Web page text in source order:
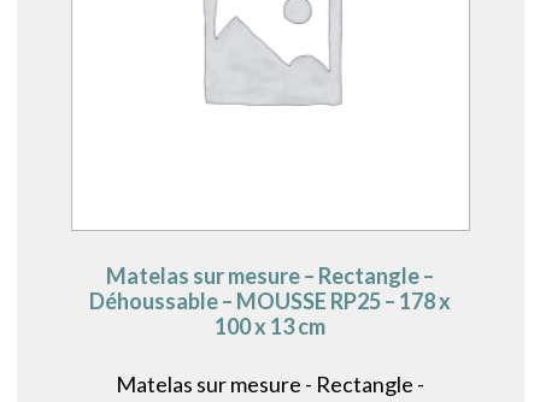
Matelas sur mesure – Rectangle –
Déhoussable – MOUSSE RP25 – 178 x
100 x 13 cm
Matelas sur mesure - Rectangle -